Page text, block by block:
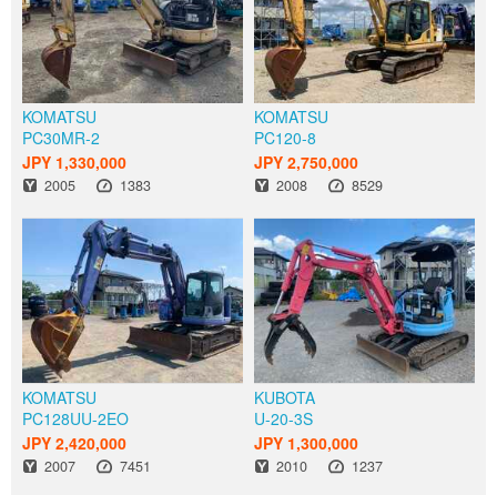
KOMATSU
PC30MR-2
JPY 1,330,000
Năm
2005 Giờ
1383
KOMATSU
PC120-8
JPY 2,750,000
Năm
2008 Giờ
8529
KOMATSU
PC128UU-2EO
JPY 2,420,000
Năm
2007 Giờ
7451
KUBOTA
U-20-3S
JPY 1,300,000
Năm
2010 Giờ
1237